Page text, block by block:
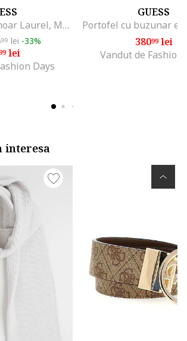
Portcart cu fermoar Laurel, Maro deschis
99 lei -33%
lei
Days
GUESS
38099lei
Vandut de Fashion
interesa